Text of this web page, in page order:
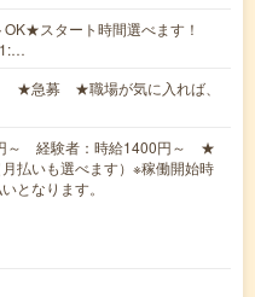
スタート時間選べます！
★急募 ★職場が気に入れば、
～ 経験者：時給1400円～ ★
払いも選べます）※稼働開始時
となります。